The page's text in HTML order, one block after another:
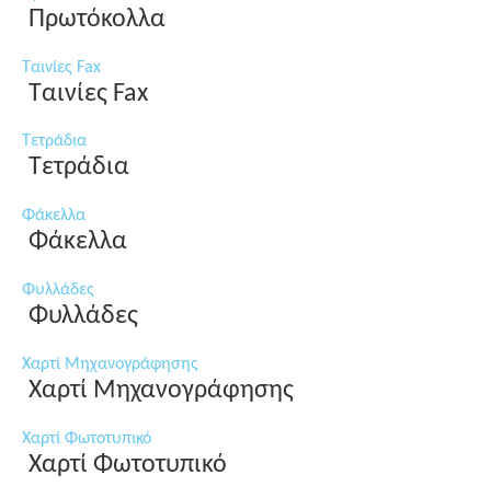
Πρωτόκολλα
Ταινίες Fax
Ταινίες Fax
Τετράδια
Τετράδια
Φάκελλα
Φάκελλα
Φυλλάδες
Φυλλάδες
Χαρτί Μηχανογράφησης
Χαρτί Μηχανογράφησης
Χαρτί Φωτοτυπικό
Χαρτί Φωτοτυπικό